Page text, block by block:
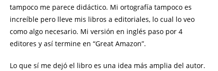
tampoco me parece didáctico. Mi ortografía tampoco es
increíble pero lleve mis libros a editoriales, lo cual lo veo
como algo necesario. Mi versión en inglés paso por 4
editores y así termine en “Great Amazon”.
Lo que sí me dejó el libro es una idea más amplia del autor.